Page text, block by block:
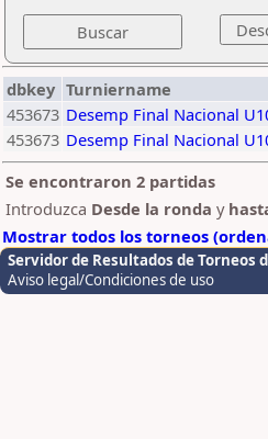
dbkey Turniername
453673 Desemp Final Nacional
453673 Desemp Final Nacional
Se encontraron 2 partidas
Introduzca Desde la ronda y
Mostrar todos los torneos
Servidor de Resultados de Torneos
Aviso legal/Condiciones de uso